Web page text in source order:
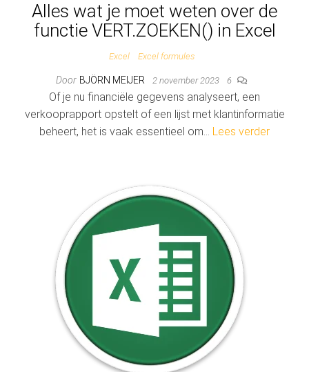
Alles wat je moet weten over de
functie VERT.ZOEKEN() in Excel
Excel Excel formules
Door BJÖRN MEIJER 2 november 2023 6
Of je nu financiële gegevens analyseert, een
verkooprapport opstelt of een lijst met klantinformatie
beheert, het is vaak essentieel om… Lees verder